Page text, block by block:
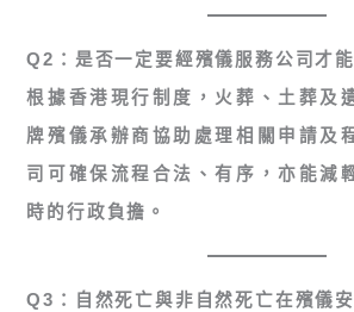
Q2：是否一定要經殯儀服務公司才
根據香港現行制度，火葬、土葬及
牌殯儀承辦商協助處理相關申請及
司可確保流程合法、有序，亦能減
時的行政負擔。
Q3：自然死亡與非自然死亡在殯儀